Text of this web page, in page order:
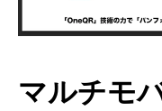
マルチモ